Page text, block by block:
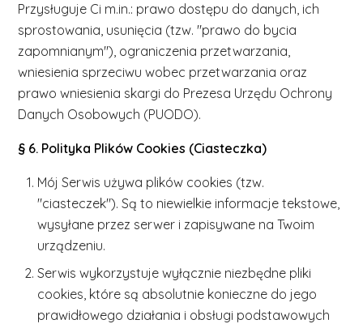
Przysługuje Ci m.in.: prawo dostępu do danych, ich
sprostowania, usunięcia (tzw. "prawo do bycia
zapomnianym"), ograniczenia przetwarzania,
wniesienia sprzeciwu wobec przetwarzania oraz
prawo wniesienia skargi do Prezesa Urzędu Ochrony
Danych Osobowych (PUODO).
§ 6. Polityka Plików Cookies (Ciasteczka)
Mój Serwis używa plików cookies (tzw.
"ciasteczek"). Są to niewielkie informacje tekstowe,
wysyłane przez serwer i zapisywane na Twoim
urządzeniu.
Serwis wykorzystuje wyłącznie niezbędne pliki
cookies, które są absolutnie konieczne do jego
prawidłowego działania i obsługi podstawowych